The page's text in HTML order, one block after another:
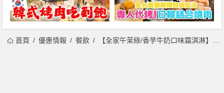
首頁 優惠情報 餐飲 【全家午茉綠/香芋牛奶口味霜淇淋】門市查詢/優惠/販售時間，再睡五分鐘聯名！